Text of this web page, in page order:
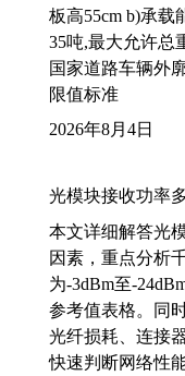
板高55cm b)承载
35吨,最大允许总
国家道路车辆外
限值标准
2026年8月4日
光模块接收功率
本文详细解答光
因素，重点分析
为-3dBm至-
参考值表格。同
光纤损耗、连接
快速判断网络性